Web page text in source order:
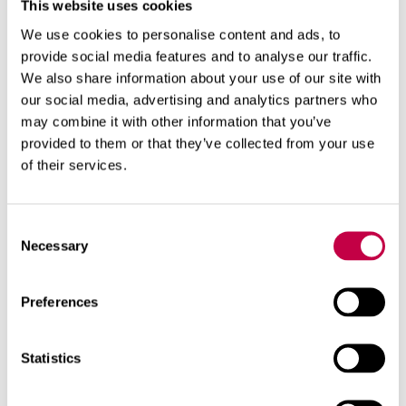
This website uses cookies
We use cookies to personalise content and ads, to
provide social media features and to analyse our traffic.
We also share information about your use of our site with
our social media, advertising and analytics partners who
may combine it with other information that you’ve
provided to them or that they’ve collected from your use
of their services.
Selection
Necessary
Preferences
Statistics
BIO­LAN SE­PA­RE­RAN­DE TORR­TOA­
LETT
En snygg toa­lett som ins­tal­le­ras di­rekt på
gol­vet! den dagli­ga an­vänd­nin­gen av toa­
let­ten är...